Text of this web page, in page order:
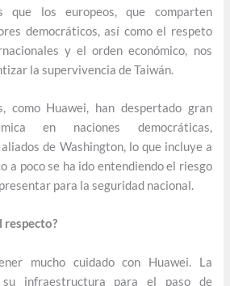
que los europeos, que comparten
democráticos, así como el respeto
y el orden económico, nos
la supervivencia de Taiwán.
como Huawei, han despertado gran
en naciones democráticas,
de Washington, lo que incluye a
a poco se ha ido entendiendo el riesgo
para la seguridad nacional.
respecto?
mucho cuidado con Huawei. La
infraestructura para el paso de